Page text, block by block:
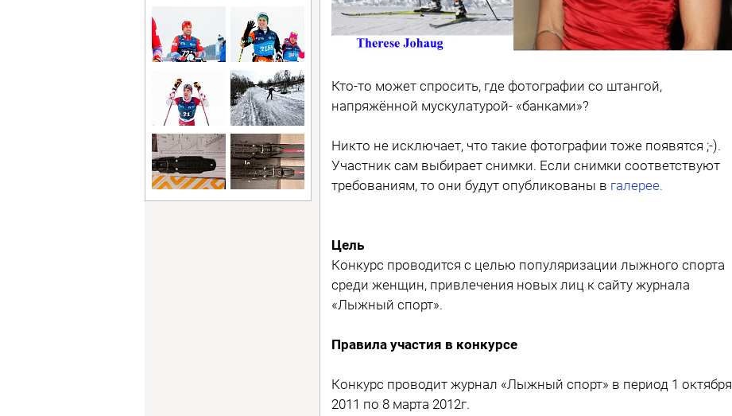
Кто-то может спросить, где фотографии со штангой,
напряжённой мускулатурой- «банками»?
Никто не исключает, что такие фотографии тоже появятся ;-).
Участник сам выбирает снимки. Если снимки соответствуют
требованиям, то они будут опубликованы в галерее.
Цель
Конкурс проводится с целью популяризации лыжного спорта
среди женщин, привлечения новых лиц к сайту журнала
«Лыжный спорт».
Правила участия в конкурсе
Конкурс проводит журнал «Лыжный спорт» в период 1 октября
2011 по 8 марта 2012г.